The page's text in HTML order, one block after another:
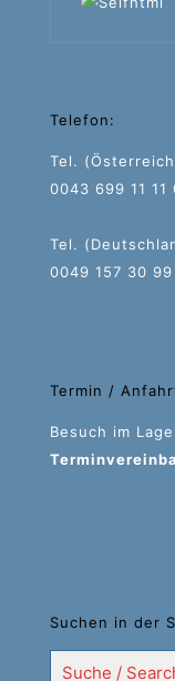
Telefon:
Tel.
0043 699 11 11
Tel.
0049 157 30
Termin /
Besuch im
Suchen in der